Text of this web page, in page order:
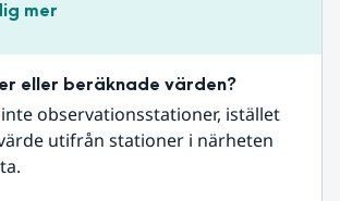
mer
eller beräknade värden?
observationsstationer, istället
utifrån stationer i närheten